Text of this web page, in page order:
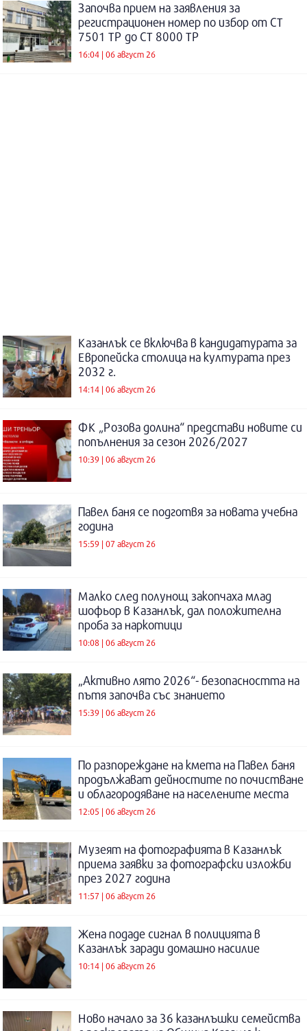
Започва прием на заявления за
регистрационен номер по избор от СТ
7501 ТР до СТ 8000 ТР
16:04 | 06 август 26
Казанлък се включва в кандидатурата за
Европейска столица на културата през
2032 г.
14:14 | 06 август 26
ФК „Розова долина“ представи новите си
попълнения за сезон 2026/2027
10:39 | 06 август 26
Павел баня се подготвя за новата учебна
година
15:59 | 07 август 26
Малко след полунощ закопчаха млад
шофьор в Казанлък, дал положителна
проба за наркотици
10:08 | 06 август 26
„Активно лято 2026“- безопасността на
пътя започва със знанието
15:39 | 06 август 26
По разпореждане на кмета на Павел баня
продължават дейностите по почистване
и облагородяване на населените места
12:05 | 06 август 26
Музеят на фотографията в Казанлък
приема заявки за фотографски изложби
през 2027 година
11:57 | 06 август 26
Жена подаде сигнал в полицията в
Казанлък заради домашно насилие
10:14 | 06 август 26
Ново начало за 36 казанлъшки семейства